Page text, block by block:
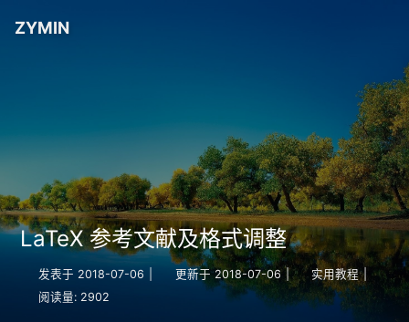
ZYMIN
LaTeX 参考文献及格式调整
发表于 2018-07-06 更新于 2018-07-06 | 实用教程 |
阅读量: 2902